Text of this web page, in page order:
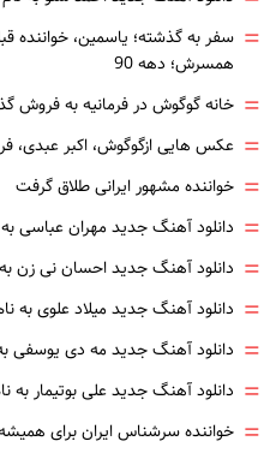
= سفر به گذشته؛ یاسمین، خواننده
همسرش؛ دهه 90
= خانه گوگوش در فرمانیه به
= عکس هایی ازگوگوش، اکبر عبدی،
= خواننده مشهور ایرانی طلاق گرفت
= دانلود آهنگ جدید مهران عباسی
= دانلود آهنگ جدید احسان نی زن به
= دانلود آهنگ جدید میلاد علوی
= دانلود آهنگ جدید مه دی یوسفی
= دانلود آهنگ جدید علی بوتیمار به
= خواننده سرشناس ایران برای